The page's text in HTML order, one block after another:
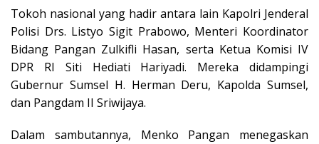
Tokoh nasional yang hadir antara lain Kapolri Jenderal
Polisi Drs. Listyo Sigit Prabowo, Menteri Koordinator
Bidang Pangan Zulkifli Hasan, serta Ketua Komisi IV
DPR RI Siti Hediati Hariyadi. Mereka didampingi
Gubernur Sumsel H. Herman Deru, Kapolda Sumsel,
dan Pangdam II Sriwijaya.
Dalam sambutannya, Menko Pangan menegaskan